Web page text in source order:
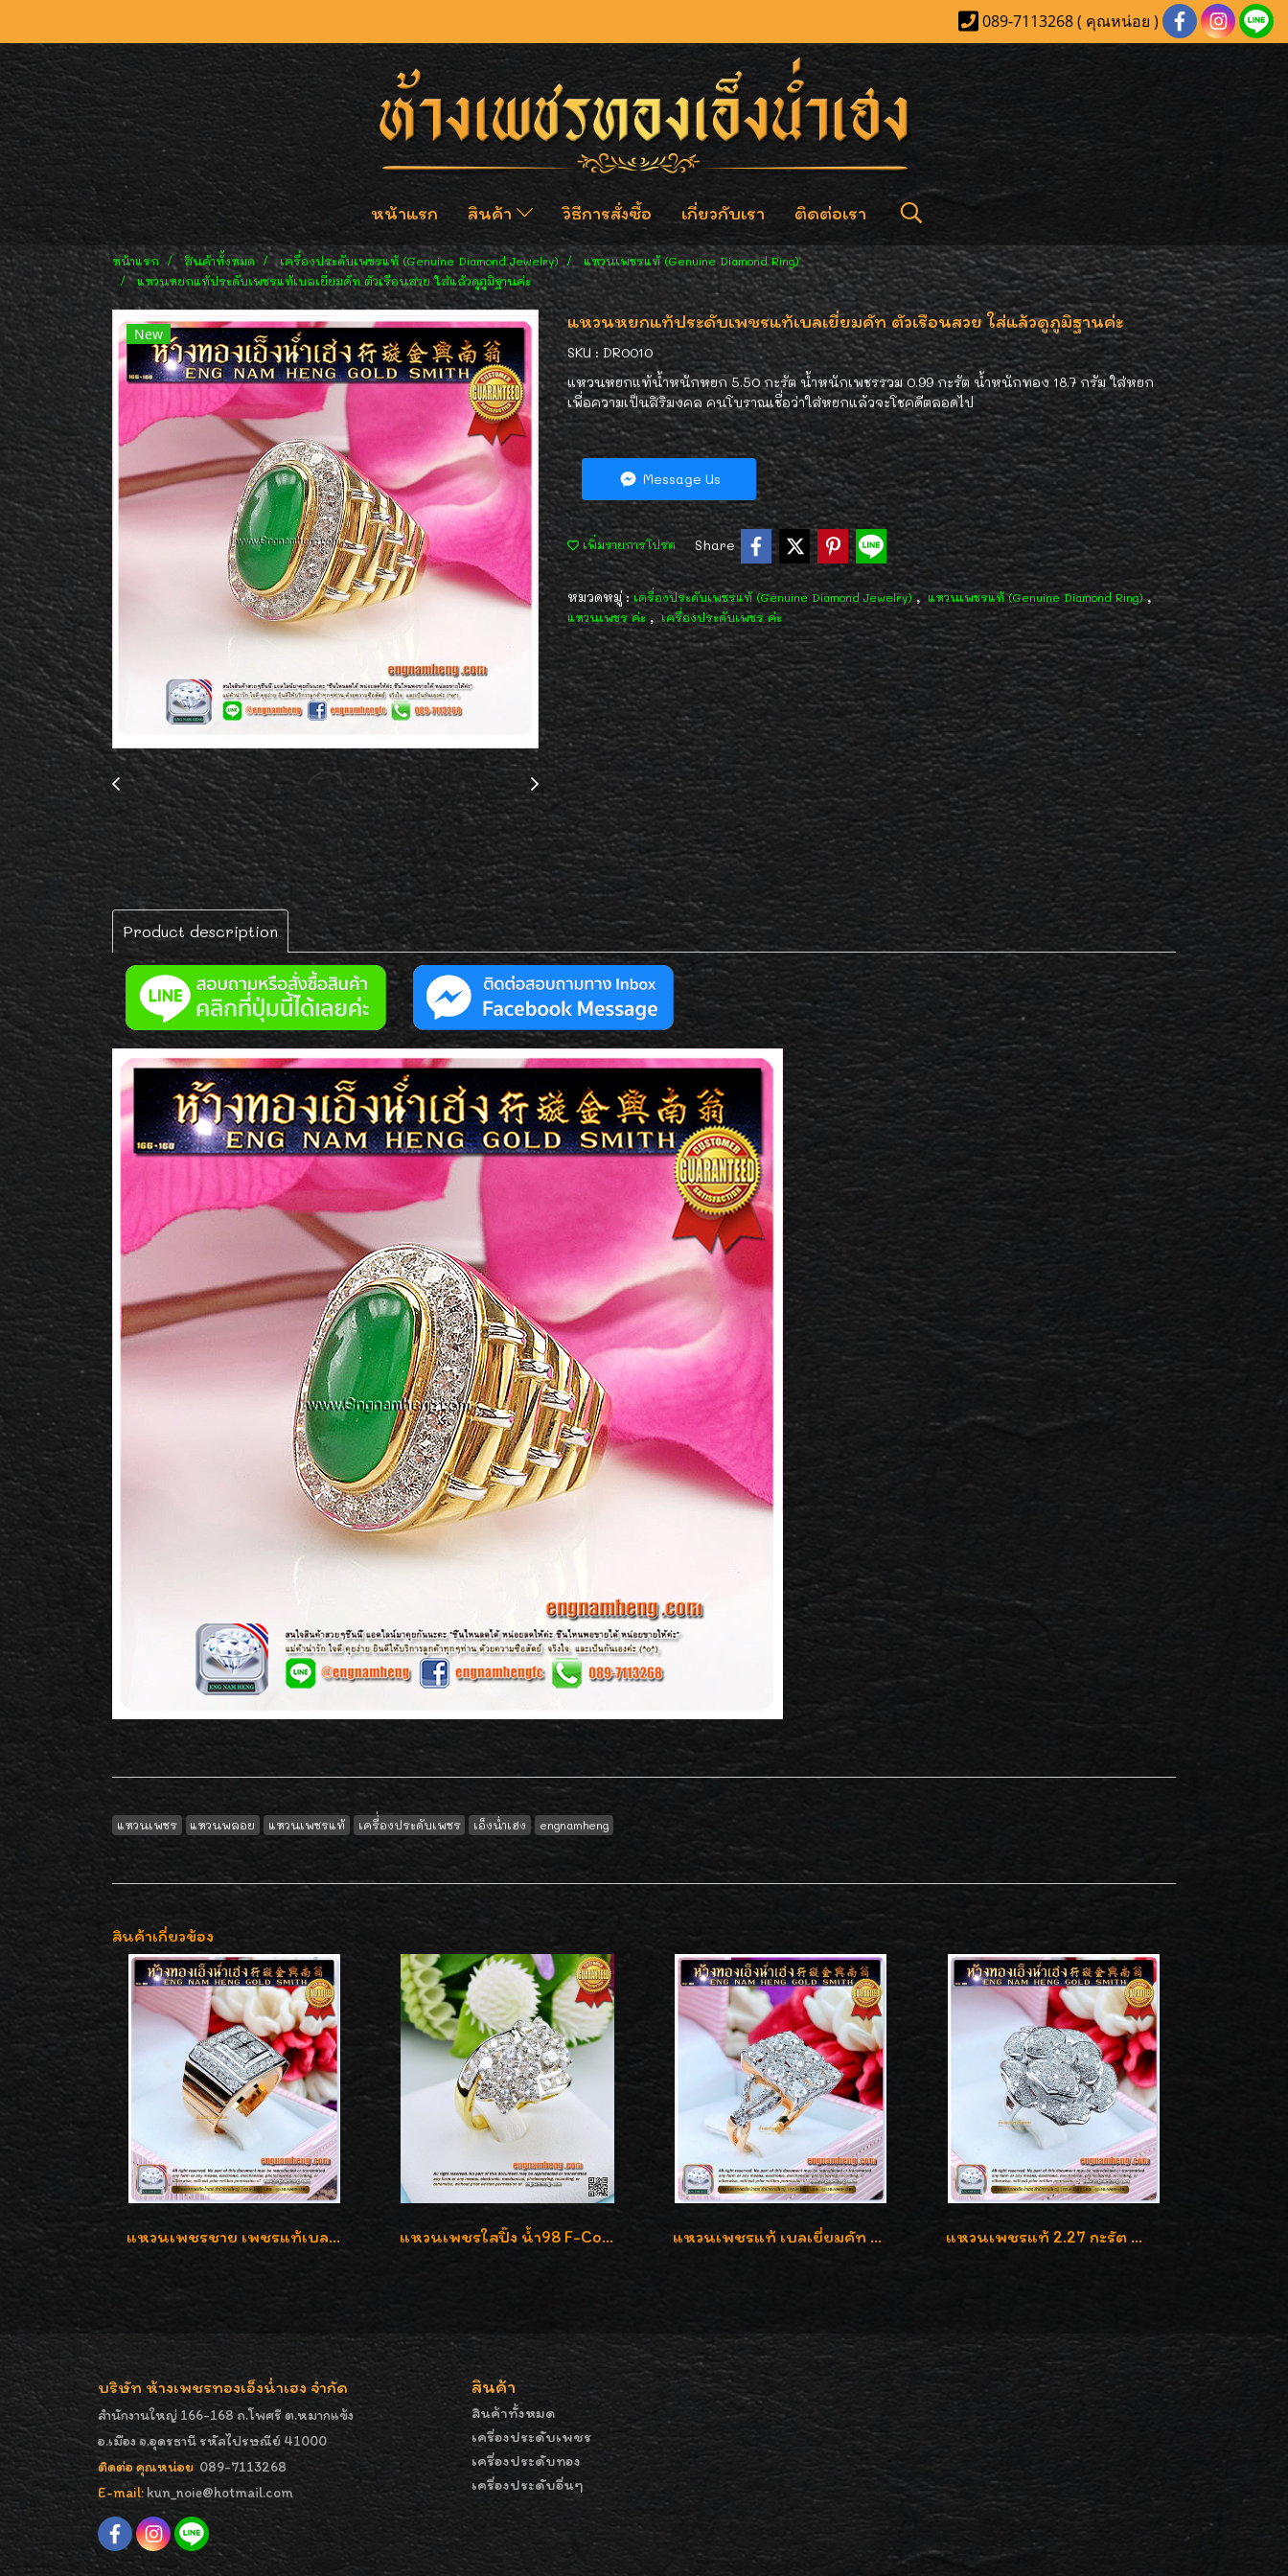
089-7113268 ( คุณหน่อย )
หน้าแรก สินค้า วิธีการสั่งซื้อ เกี่ยวกับเรา ติดต่อเรา
หน้าแรก สินค้าทั้งหมด เครื่องประดับเพชรแท้ (Genuine Diamond Jewelry)
แหวนเพชรแท้ (Genuine Diamond Ring)
แหวนหยกแท้ประดับเพชรแท้เบลเยี่ยมคัท ตัวเรือนสวย ใส่แล้วดูภูมิฐานค่ะ
New
แหวนหยกแท้ประดับเพชรแท้เบลเยี่ยมคัท ตัวเรือนสวย ใส่แล้วดูภูมิฐานค่ะ
SKU : DR0010
แหวนหยกแท้น้ำหนักหยก 5.50 กะรัต น้ำหนักเพชรรวม 0.99 กะรัต น้ำหนักทอง 18.7 กรัม ใส่หยก
เพื่อความเป็นสิริมงคล คนโบราณเชื่อว่าใส่หยกแล้วจะโชคดีตลอดไป
Message Us
เพิ่มรายการโปรด Share
หมวดหมู่ :เครื่องประดับเพชรแท้ (Genuine Diamond Jewelry), แหวนเพชรแท้ (Genuine Diamond Ring),
แหวนเพชร ค่ะ , เครื่องประดับเพชร ค่ะ
Product description
แหวนเพชร แหวนพลอย แหวนเพชรแท้ เครื่่องประดับเพชร เอ็งน่ำเฮง engnamheng
สินค้าเกี่ยวข้อง
แหวนเพชรชาย เพชรแท้เบลเยี่ยมคัท น้ำ100% D-Color/VVS 2.46 กะรัต แหวนเพชรใสปิ๊ง น้ำ98 F-Color/VVS1 น้ำหนักเพชรรวม 2.56 กะรัต ใส่เต็มนิ้วเพชรเป็นน้ำเป็นเนื้อสวยมากๆค่ะ แหวนเพชรแท้ เบลเยี่ยมคัท 2.39 กะรัต น้ำ 98 F-Color/VVS ดีไซน์หน้ากว้างหรูเต็มนิ้ว แหวนเพชรแท้ 2.27 กะรัต น้ำ 100% เบลเยี่ยมคัท ลวดลายดอกกุหลาบหรู
บริษัท ห้างเพชรทองเอ็งน่ำเฮง จำกัด
สำนักงานใหญ่ 166-168 ถ.โพศรี ต.หมากแข้ง
อ.เมือง จ.อุดรธานี รหัสไปรษณีย์ 41000
ติดต่อ คุณหน่อย 089-7113268
E-mail:kun_noie@hotmail.com
สินค้า
สินค้าทั้งหมด
เครื่องประดับเพชร
เครื่องประดับทอง
เครื่องประดับอื่นๆ